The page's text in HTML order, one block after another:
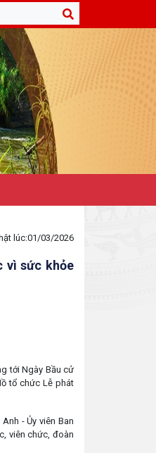
lúc:01/03/2026
vì sức khỏe
tới Ngày Bầu cử
tổ chức Lễ phát
- Ủy viên Ban
viên chức, đoàn